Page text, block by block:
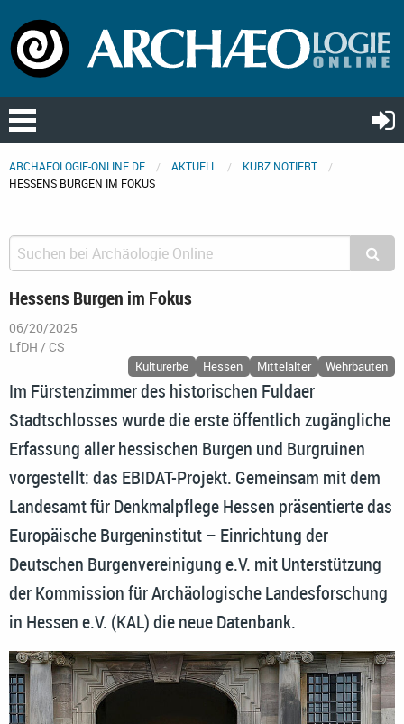
ARCHAEOLOGIE-ONLINE.DE AKTUELL
KURZ NOTIERT
HESSENS BURGEN IM FOKUS
Hessens Burgen im Fokus
06/20/2025
LfDH / CS
Kulturerbe Hessen Mittelalter Wehrbauten
Im Fürstenzimmer des historischen Fuldaer
Stadtschlosses wurde die erste öffentlich zugängliche
Erfassung aller hessischen Burgen und Burgruinen
vorgestellt: das EBIDAT-Projekt. Gemeinsam mit dem
Landesamt für Denkmalpflege Hessen präsentierte das
Europäische Burgeninstitut – Einrichtung der
Deutschen Burgenvereinigung e.V. mit Unterstützung
der Kommission für Archäologische Landesforschung
in Hessen e.V. (KAL) die neue Datenbank.